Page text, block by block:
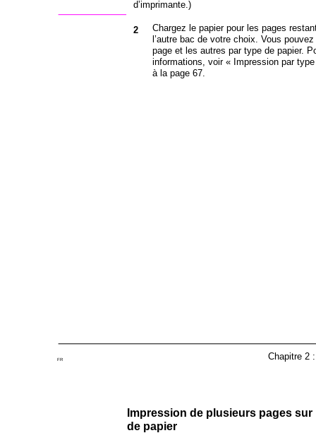
FR Chapitre 2
d’imprimante.)
2
Chargez le papier pour les pages
l’autre bac de votre choix. Vous
page et les autres par type de papier.
informations, voir « Impression par
à la page 67.
Impression de plusieurs pages sur
de papier